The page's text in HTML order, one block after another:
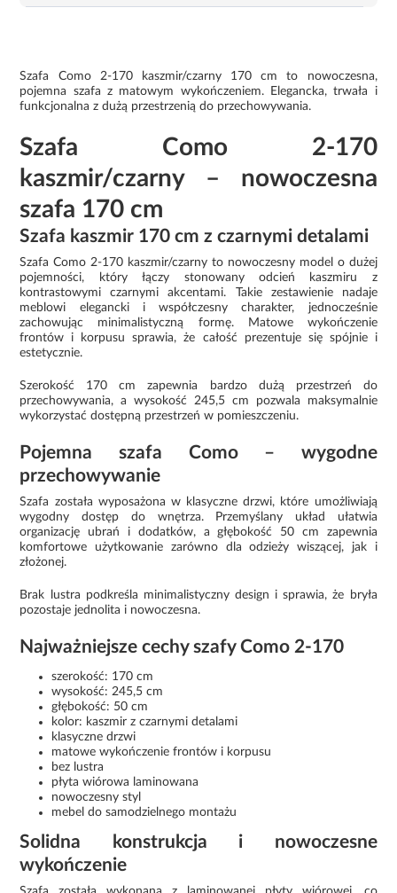
Szafa Como 2-170 kaszmir/czarny 170 cm to nowoczesna,
pojemna szafa z matowym wykończeniem. Elegancka, trwała i
funkcjonalna z dużą przestrzenią do przechowywania.
Szafa Como 2-170
kaszmir/czarny – nowoczesna
szafa 170 cm
Szafa kaszmir 170 cm z czarnymi detalami
Szafa Como 2-170 kaszmir/czarny to nowoczesny model o dużej
pojemności, który łączy stonowany odcień kaszmiru z
kontrastowymi czarnymi akcentami. Takie zestawienie nadaje
meblowi elegancki i współczesny charakter, jednocześnie
zachowując minimalistyczną formę. Matowe wykończenie
frontów i korpusu sprawia, że całość prezentuje się spójnie i
estetycznie.
Szerokość 170 cm zapewnia bardzo dużą przestrzeń do
przechowywania, a wysokość 245,5 cm pozwala maksymalnie
wykorzystać dostępną przestrzeń w pomieszczeniu.
Pojemna szafa Como – wygodne
przechowywanie
Szafa została wyposażona w klasyczne drzwi, które umożliwiają
wygodny dostęp do wnętrza. Przemyślany układ ułatwia
organizację ubrań i dodatków, a głębokość 50 cm zapewnia
komfortowe użytkowanie zarówno dla odzieży wiszącej, jak i
złożonej.
Brak lustra podkreśla minimalistyczny design i sprawia, że bryła
pozostaje jednolita i nowoczesna.
Najważniejsze cechy szafy Como 2-170
szerokość: 170 cm
wysokość: 245,5 cm
głębokość: 50 cm
kolor: kaszmir z czarnymi detalami
klasyczne drzwi
matowe wykończenie frontów i korpusu
bez lustra
płyta wiórowa laminowana
nowoczesny styl
mebel do samodzielnego montażu
Solidna konstrukcja i nowoczesne
wykończenie